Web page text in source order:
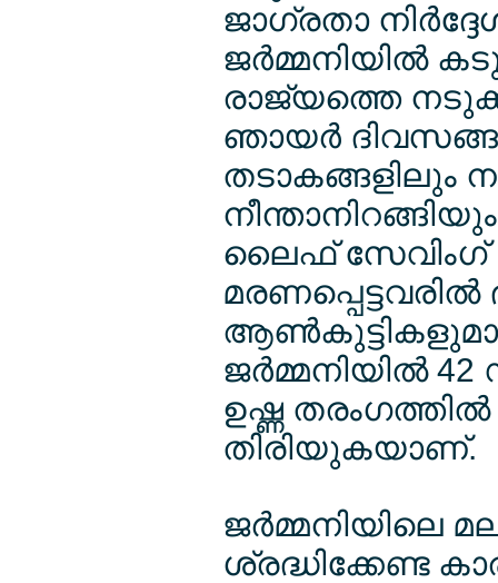
ജാഗ്രതാ
ജര്‍മ്മനിയില്‍
രാജ്യത്തെ
ഞായര്‍
തടാകങ്ങളിലും
ലൈഫ് സേവിംഗ്
ജര്‍മ്മനിയില്‍
ഉഷ്ണ
തിരിയുകയാണ്.
ജര്‍മ്മനിയിലെ
ശ്രദ്ധിക്കേണ്ട